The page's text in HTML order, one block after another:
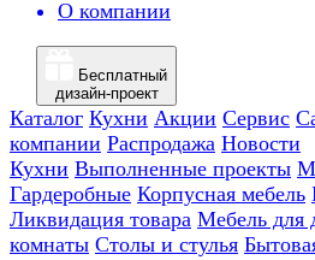
О компании
Бесплатный
дизайн-проект
Каталог Кухни Акции Сервис
компании Распродажа Новости
Кухни Выполненные проекты
Гардеробные Корпусная мебель
Ликвидация товара Мебель для
комнаты Столы и стулья